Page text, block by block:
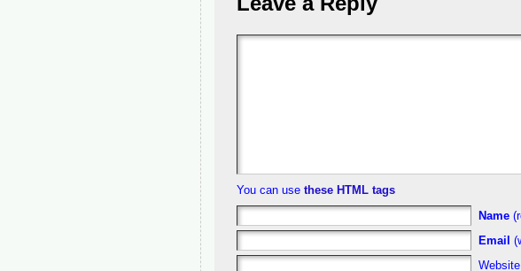
You can use these HTML tags
Name
Email
Website